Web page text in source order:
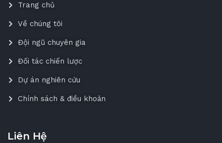
Trang chủ
Về chúng tôi
Đội ngũ chuyên gia
Đối tác chiến lược
Dự án nghiên cứu
Chính sách & điều khoản
Liên Hệ